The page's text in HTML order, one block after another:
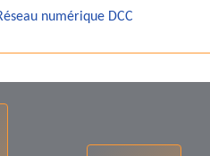
numérique DCC